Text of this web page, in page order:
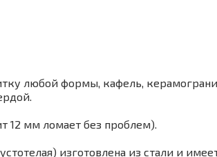
любой формы, кафель,
12 мм ломает без проблем).
изготовлена из стали и